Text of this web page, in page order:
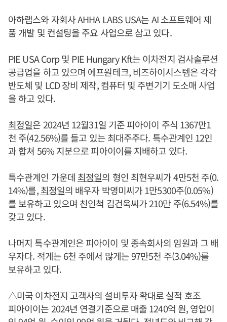
아하랩스와 자회사 AHHA LABS USA는 AI 소프트웨어 제
품 개발 및 컨설팅을 주요 사업으로 삼고 있다.
PIE USA Corp 및 PIE Hungary Kft는 이차전지 검사솔루션
공급업을 하고 있으며 에프원테크, 비즈하이시스템은 각각
반도체 및 LCD 장비 제작, 컴퓨터 및 주변기기 도소매 사업
을 하고 있다.
최정일은 2024년 12월31일 기준 피아이이 주식 1367만1
천 주(42.56%)를 들고 있는 최대주주다. 특수관계인 12인
과 합쳐 56% 지분으로 피아이이를 지배하고 있다.
특수관계인 가운데 최정일의 형인 최현우씨가 4만5천 주(0.
14%)를,최정일의 배우자 박영미씨가 1만5300주(0.05%)
를 보유하고 있으며 친인척 김건욱씨가 210만 주(6.54%)를
갖고 있다.
나머지 특수관계인은 피아이이 및 종속회사의 임원과 그 배
우자다. 적게는 6천 주에서 많게는 97만5천 주(3.04%)를
보유하고 있다.
△미국 이차전지 고객사의 설비투자 확대로 실적 호조
피아이이는 2024년 연결기준으로 매출 1240억 원, 영업이